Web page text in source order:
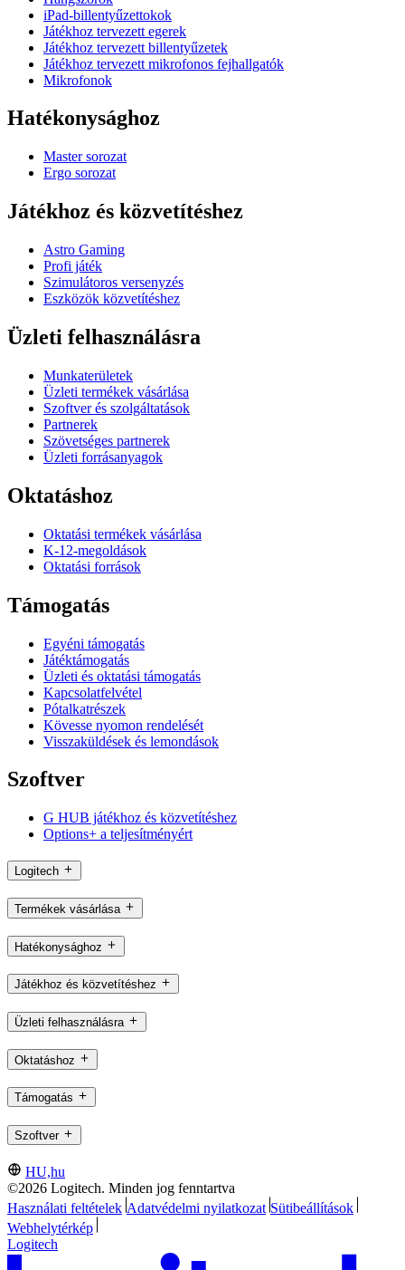
iPad-billentyűzettokok
Játékhoz tervezett egerek
Játékhoz tervezett billentyűzetek
Játékhoz tervezett mikrofonos fejhallgatók
Mikrofonok
Hatékonysághoz
Master sorozat
Ergo sorozat
Játékhoz és közvetítéshez
Astro Gaming
Profi játék
Szimulátoros versenyzés
Eszközök közvetítéshez
Üzleti felhasználásra
Munkaterületek
Üzleti termékek vásárlása
Szoftver és szolgáltatások
Partnerek
Szövetséges partnerek
Üzleti forrásanyagok
Oktatáshoz
Oktatási termékek vásárlása
K-12-megoldások
Oktatási források
Támogatás
Egyéni támogatás
Játéktámogatás
Üzleti és oktatási támogatás
Kapcsolatfelvétel
Pótalkatrészek
Kövesse nyomon rendelését
Visszaküldések és lemondások
Szoftver
G HUB játékhoz és közvetítéshez
Options+ a teljesítményért
Logitech
Termékek vásárlása
Hatékonysághoz
Játékhoz és közvetítéshez
Üzleti felhasználásra
Oktatáshoz
Támogatás
Szoftver
HU,hu
©2026 Logitech. Minden jog fenntartva
Használati feltételek Adatvédelmi nyilatkozat Sütibeállítások
Webhelytérkép
Logitech